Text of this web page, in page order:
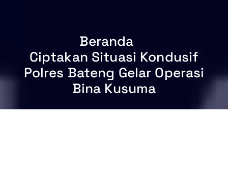
Beranda
Ciptakan Situasi Kondusif
Polres Bateng Gelar Operasi
Bina Kusuma